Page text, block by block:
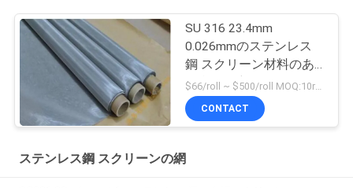
SU 316 23.4mm
0.026mmのステンレス
鋼 スクリーン材料のあ
や織りの密な網
CONTACT
ステンレス鋼 スクリーンの網